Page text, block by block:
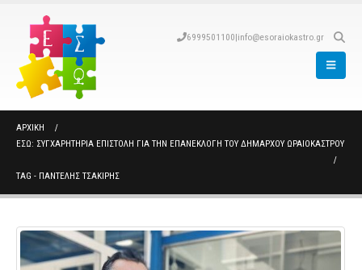
6999501100|info@esoraiokastro.gr
ΑΡΧΙΚΉ
ΕΣΩ: ΣΥΓΧΑΡΗΤΉΡΙΑ ΕΠΙΣΤΟΛΉ ΓΙΑ ΤΗΝ ΕΠΑΝΕΚΛΟΓΉ ΤΟΥ ΔΗΜΆΡΧΟΥ ΩΡΑΙΟΚΆΣΤΡΟΥ
TAG - ΠΑΝΤΕΛΗΣ ΤΣΑΚΙΡΗΣ